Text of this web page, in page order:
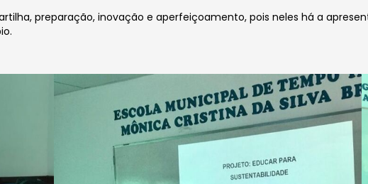
preparação, inovação e aperfeiçoamento, pois neles há a